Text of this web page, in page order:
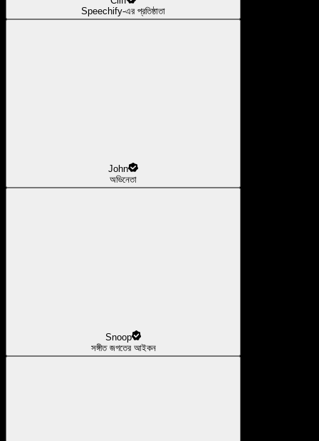
Speechify-এর প্রতিষ্ঠাতা
John
অভিনেতা
Snoop
সঙ্গীত জগতের আইকন